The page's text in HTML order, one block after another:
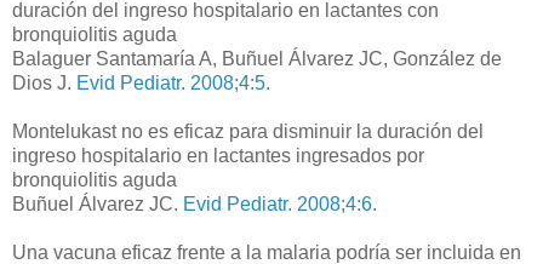
duración del ingreso hospitalario en lactantes con
bronquiolitis aguda
Balaguer Santamaría A, Buñuel Álvarez JC, González de
Dios J. Evid Pediatr. 2008;4:5.
Montelukast no es eficaz para disminuir la duración del
ingreso hospitalario en lactantes ingresados por
bronquiolitis aguda
Buñuel Álvarez JC. Evid Pediatr. 2008;4:6.
Una vacuna eficaz frente a la malaria podría ser incluida en